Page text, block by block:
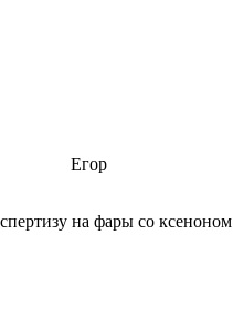
Егор
на фары со ксеноном